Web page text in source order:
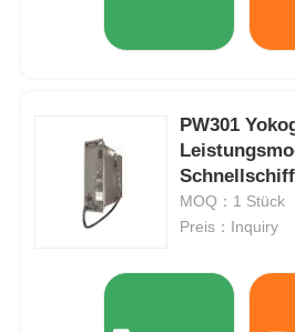
Zu Hause
Produkte
Über uns
PW301
Schnellschiff
MOQ：1 Stück
Preis：Inquiry